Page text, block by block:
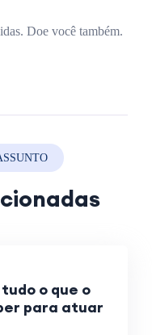
Doe você também.
o que o
para atuar